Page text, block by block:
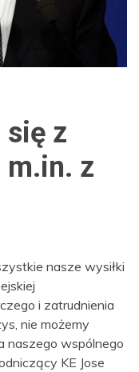
się z
m.in. z
nasze wysiłki
i zatrudnienia
nie możemy
naszego wspólnego
KE Jose